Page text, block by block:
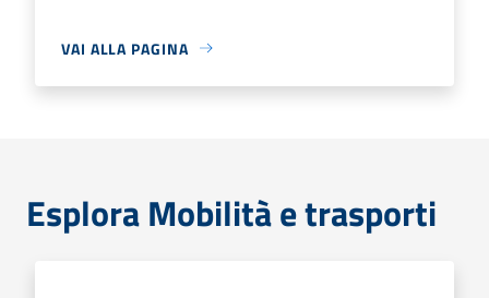
VAI ALLA PAGINA
Esplora Mobilità e trasporti